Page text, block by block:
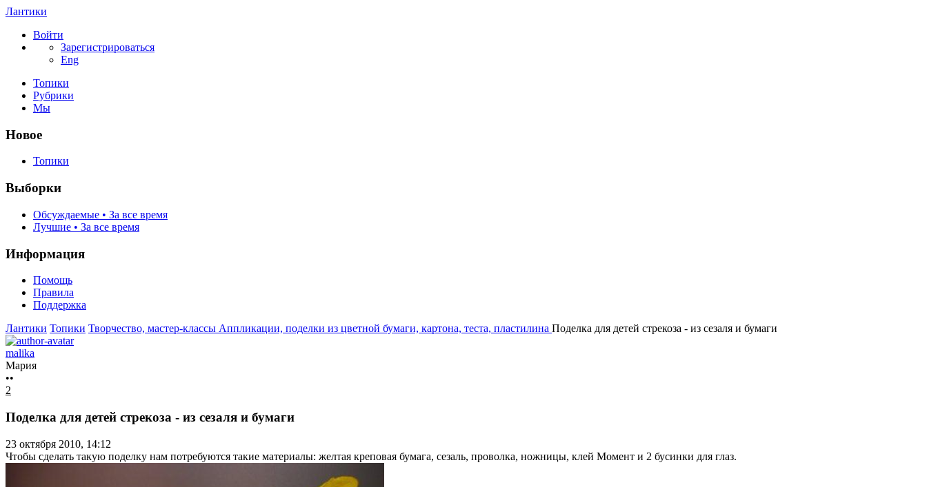
Лантики
Войти
Зарегистрироваться
Eng
Топики
Рубрики
Мы
Новое
Топики
Выборки
Обсуждаемые • За все время
Лучшие • За все время
Информация
Помощь
Правила
Поддержка
Лантики Топики Творчество, мастер-классы Аппликации, поделки из цветной бумаги, картона, теста, пластилина Поделка для детей стрекоза - из сезаля и бумаги
malika
Мария
••
2
Поделка для детей стрекоза - из сезаля и бумаги
23 октября 2010, 14:12
Чтобы сделать такую поделку нам потребуются такие материалы: желтая креповая бумага, сезаль, проволка, ножницы, клей Момент и 2 бусинки для глаз.